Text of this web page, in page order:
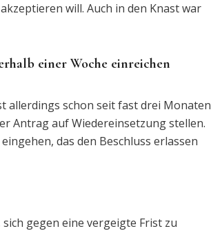
will. Auch in den Knast war
einer Woche einreichen
allerdings schon seit fast drei Monaten
Antrag auf Wiedereinsetzung stellen.
das den Beschluss erlassen
gegen eine vergeigte Frist zu